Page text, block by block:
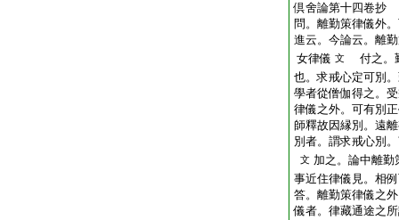
倶舍論第十四卷抄
問。離勤策律儀外
進云。今論云。離
女律儀 文
付之。
也。求戒心定可別
學者從僧伽得之。
律儀之外。可有別
師釋故因縁別。遠
別者。謂求戒心別
文 加之。論中離勤
事近住律儀見。相
答。離勤策律儀之
儀者。律藏通途之